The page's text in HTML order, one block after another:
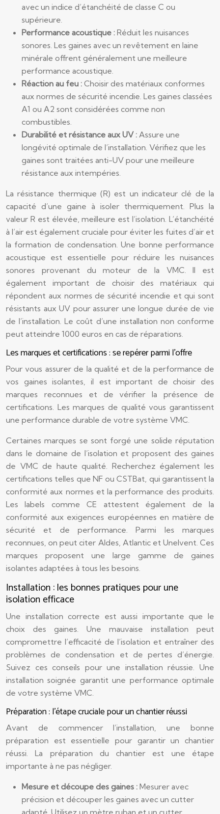
avec un indice d’étanchéité de classe C ou
supérieure.
Performance acoustique : Réduit les nuisances
sonores. Les gaines avec un revêtement en laine
minérale offrent généralement une meilleure
performance acoustique.
Réaction au feu : Choisir des matériaux conformes
aux normes de sécurité incendie. Les gaines classées
A1 ou A2 sont considérées comme non
combustibles.
Durabilité et résistance aux UV : Assure une
longévité optimale de l’installation. Vérifiez que les
gaines sont traitées anti-UV pour une meilleure
résistance aux intempéries.
La résistance thermique (R) est un indicateur clé de la
capacité d’une gaine à isoler thermiquement. Plus la
valeur R est élevée, meilleure est l’isolation. L’étanchéité
à l’air est également cruciale pour éviter les fuites d’air et
la formation de condensation. Une bonne performance
acoustique est essentielle pour réduire les nuisances
sonores provenant du moteur de la VMC. Il est
également important de choisir des matériaux qui
répondent aux normes de sécurité incendie et qui sont
résistants aux UV pour assurer une longue durée de vie
de l’installation. Le coût d’une installation non conforme
peut atteindre 1000 euros en cas de réparations.
Les marques et certifications : se repérer parmi l’offre
Pour vous assurer de la qualité et de la performance de
vos gaines isolantes, il est important de choisir des
marques reconnues et de vérifier la présence de
certifications. Les marques de qualité vous garantissent
une performance durable de votre système VMC.
Certaines marques se sont forgé une solide réputation
dans le domaine de l’isolation et proposent des gaines
de VMC de haute qualité. Recherchez également les
certifications telles que NF ou CSTBat, qui garantissent la
conformité aux normes et la performance des produits.
Les labels comme CE attestent également de la
conformité aux exigences européennes en matière de
sécurité et de performance. Parmi les marques
reconnues, on peut citer Aldes, Atlantic et Unelvent. Ces
marques proposent une large gamme de gaines
isolantes adaptées à tous les besoins.
Installation : les bonnes pratiques pour une
isolation efficace
Une installation correcte est aussi importante que le
choix des gaines. Une mauvaise installation peut
compromettre l’efficacité de l’isolation et entraîner des
problèmes de condensation et de pertes d’énergie.
Suivez ces conseils pour une installation réussie. Une
installation soignée garantit une performance optimale
de votre système VMC.
Préparation : l’étape cruciale pour un chantier réussi
Avant de commencer l’installation, une bonne
préparation est essentielle pour garantir un chantier
réussi. La préparation du chantier est une étape
importante à ne pas négliger.
Mesure et découpe des gaines : Mesurer avec
précision et découper les gaines avec un cutter